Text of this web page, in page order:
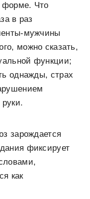
форме. Что
в раз
мужчины
можно сказать,
функции;
однажды, страх
зарождается
фиксирует
как